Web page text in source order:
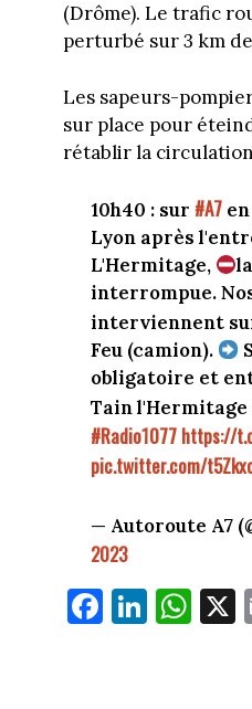
(Drôme). Le trafic
perturbé sur 3 km
Les sapeurs-
sur place pour
rétablir la
10h40 : sur #A7
Lyon après
L'Hermitage,
interrompue.
interviennent
Feu (camion).
obligatoire et
Tain l'Hermitage
#Radio1077 https://
pic.twitter.com/
— Autoroute A7
2023
Fa
ce
Li
nk
W
ha
X